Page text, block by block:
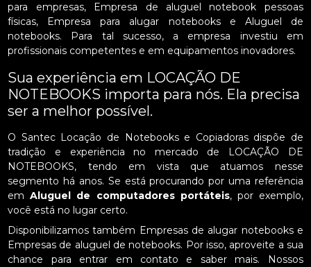
para empresas, Empresa de aluguel notebook pessoas
físicas, Empresa para alugar notebooks e Aluguel de
notebooks. Para tal sucesso, a empresa investiu em
profissionais competentes e em equipamentos inovadores.
Sua experiência em LOCAÇÃO DE
NOTEBOOKS importa para nós. Ela precisa
ser a melhor possível.
O Santec Locação de Notebooks e Copiadoras dispõe de
tradição e experiência no mercado de LOCAÇÃO DE
NOTEBOOKS, tendo em vista que atuamos nesse
segmento há anos. Se está procurando por uma referência
emAluguel de computadores portáteis, por exemplo,
você está no lugar certo.
Disponibilizamos também Empresas de alugar notebooks e
Empresas de aluguel de notebooks. Por isso, aproveite a sua
chance para entrar em contato e saber mais. Nossos